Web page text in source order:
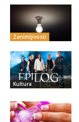
Zanimljivosti
Kultura